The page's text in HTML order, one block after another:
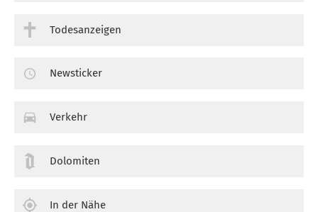
Todesanzeigen
Newsticker
Verkehr
Dolomiten
In der Nähe